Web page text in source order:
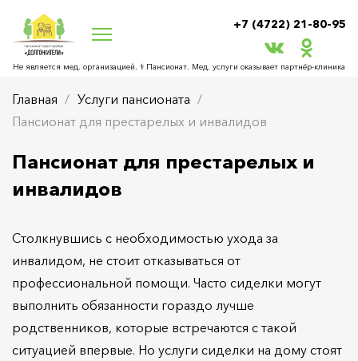
+7 (4722) 21-80-95
Не является мед. организацией. ⚕ Пансионат. Мед. услуги оказывает партнёр‑клиника
Главная
Услуги пансионата
Пансионат для престарелых и инвалидов
Пансионат для престарелых и
инвалидов
Столкнувшись с необходимостью ухода за
инвалидом, не стоит отказываться от
профессиональной помощи. Часто сиделки могут
выполнить обязанности гораздо лучше
родственников, которые встречаются с такой
ситуацией впервые. Но услуги сиделки на дому стоят